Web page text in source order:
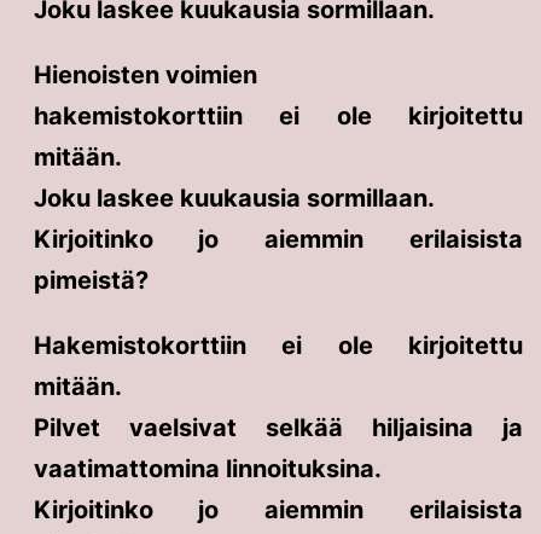
Joku laskee kuukausia sormillaan.
Hienoisten voimien
hakemistokorttiin ei ole kirjoitettu
mitään.
Joku laskee kuukausia sormillaan.
Kirjoitinko jo aiemmin erilaisista
pimeistä?
Hakemistokorttiin ei ole kirjoitettu
mitään.
Pilvet vaelsivat selkää hiljaisina ja
vaatimattomina linnoituksina.
Kirjoitinko jo aiemmin erilaisista